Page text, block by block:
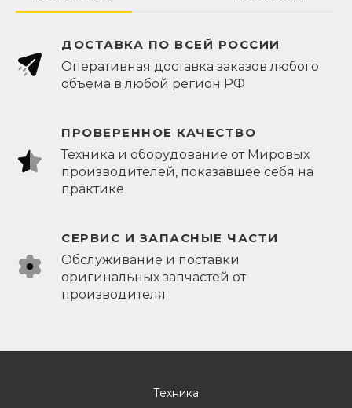
ДОСТАВКА ПО ВСЕЙ РОССИИ
Оперативная доставка заказов любого
объема в любой регион РФ
ПРОВЕРЕННОЕ КАЧЕСТВО
Техника и оборудование от Мировых
производителей, показавшее себя на
практике
СЕРВИС И ЗАПАСНЫЕ ЧАСТИ
Обслуживание и поставки
оригинальных запчастей от
производителя
Техника